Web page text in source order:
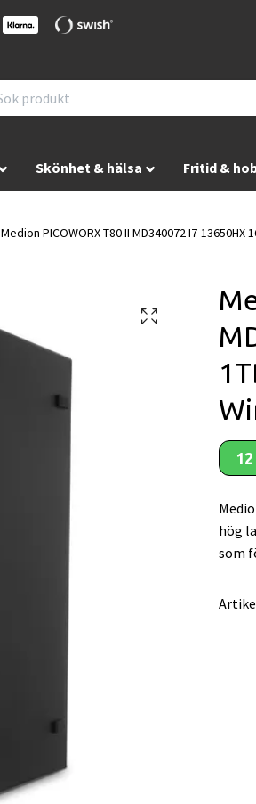
Skönhet & hälsa Fritid &
Medion PICOWORX T80 II MD340072 I7-
hög
som